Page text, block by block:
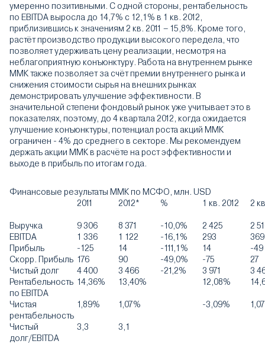
умеренно позитивными. С одной стороны, рентабельность
по EBITDA выросла до 14,7% с 12,1% в 1 кв. 2012,
приблизившись к значениям 2 кв. 2011 – 15,8%. Кроме того,
растёт производство продукции высокого передела, что
позволяет удерживать цену реализации, несмотря на
неблагоприятную конъюнктуру. Работа на внутреннем рынке
ММК также позволяет за счёт премии внутреннего рынка и
снижения стоимости сырья на внешних рынках
демонстрировать улучшение эффективности. В
значительной степени фондовый рынок уже учитывает это в
показателях, поэтому, до 4 квартала 2012, когда ожидается
улучшение конъюнктуры, потенциал роста акций ММК
ограничен - 4% до среднего в секторе. Мы рекомендуем
держать акции ММК в расчёте на рост эффективности и
выходе в прибыль по итогам года.
Финансовые результаты ММК по МСФО, млн. USD
2011
2012* % 1 кв. 2012 2
Выручка 9 306 8 371 -10,0% 2 425
2
EBITDA
1 336 1 122 -16,1% 293
369
Прибыль
-125 14 -111,1% 14
-49
Скорр. Прибыль 176 90 -49,0% -75
27
Чистый долг
4 400 3 466 -21,2% 3 971
3
Рентабельность
по EBITDA
14,36% 13,40% 12,08%
Чистая
рентабельность
1,89% 1,07% -3,09%
Чистый
долг/EBITDA
3,3 3,1